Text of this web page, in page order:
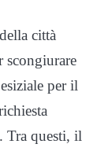
città
scongiurare
per il
Tra questi, il